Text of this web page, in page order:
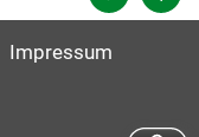
Impressum